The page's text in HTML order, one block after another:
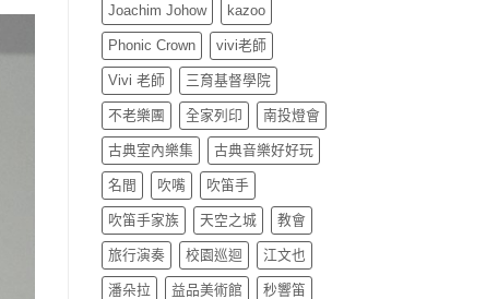
Joachim Johow kazoo
Phonic Crown vivi老師
Vivi 老師 三育基督學院
不老樂團 全家列印 南投燈會
古典室內樂集 古典音樂好好玩
名間 吹嘴 吹笛手
吹笛手家族 天空之城 教會
旅行演奏 校園巡迴 江文也
潘朵拉 益品美術館 秒響笛